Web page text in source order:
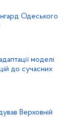
Одеського
моделі
до сучасних
Верховній